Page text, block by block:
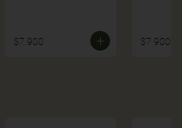
$7.900 $7.900